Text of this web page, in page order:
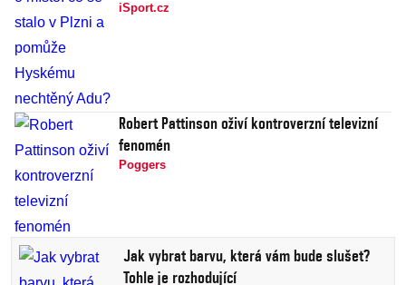
iSport.cz
Robert Pattinson oživí kontroverzní televizní
fenomén
Poggers
Jak vybrat barvu, která vám bude slušet?
Tohle je rozhodující